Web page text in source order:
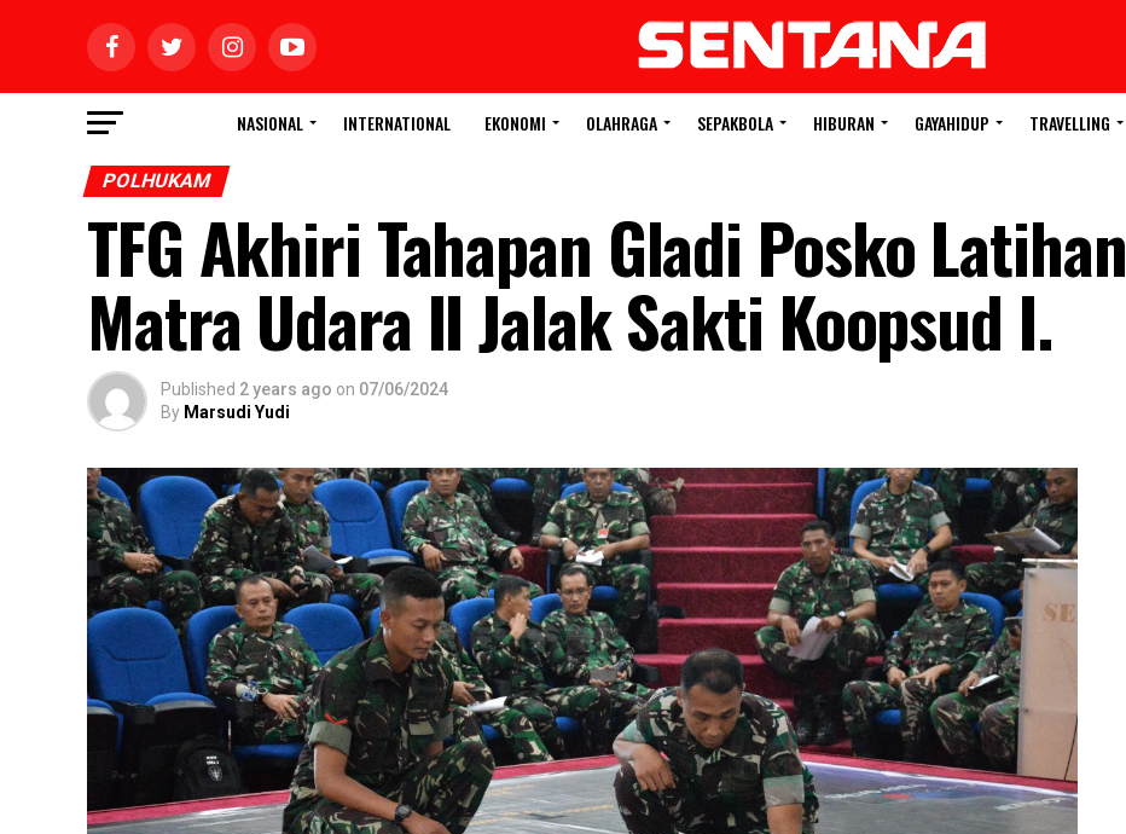
NASIONAL INTERNATIONAL EKONOMI OLAHRAGA SEPAKBOLA HIBURAN GAYAHIDUP TRAVELLING
POLHUKAM
TFG Akhiri Tahapan Gladi Posko Latihan
Matra Udara II Jalak Sakti Koopsud I.
Published 2 years ago on 07/06/2024
By Marsudi Yudi